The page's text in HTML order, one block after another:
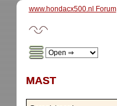
www.hondacx500.nl Forum
MAST